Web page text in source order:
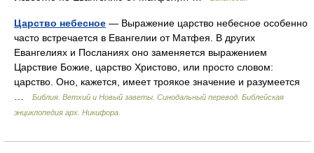
Царство небесное — Выражение царство небесное особенно
часто встречается в Евангелии от Матфея. В других
Евангелиях и Посланиях оно заменяется выражением
Царствие Божие, царство Христово, или просто словом:
царство. Оно, кажется, имеет троякое значение и разумеется
Библия. Ветхий и Новый заветы. Синодальный перевод. Библейская
энциклопедия арх. Никифора.